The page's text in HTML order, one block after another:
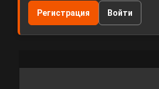
Регистрация Войти